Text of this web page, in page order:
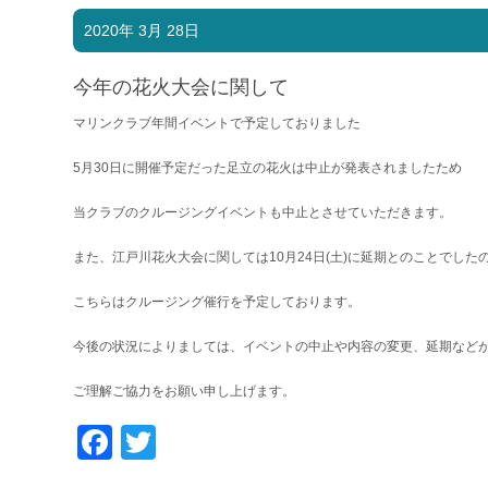
2020年 3月 28日
今年の花火大会に関して
マリンクラブ年間イベントで予定しておりました
5月30日に開催予定だった足立の花火は中止が発表されましたため
当クラブのクルージングイベントも中止とさせていただきます。
また、江戸川花火大会に関しては10月24日(土)に延期とのことでした
こちらはクルージング催行を予定しております。
今後の状況によりましては、イベントの中止や内容の変更、延期など
ご理解ご協力をお願い申し上げます。
Facebook